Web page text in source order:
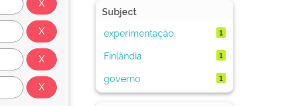
Subject
experimentação
1
Finlândia 1
governo 1